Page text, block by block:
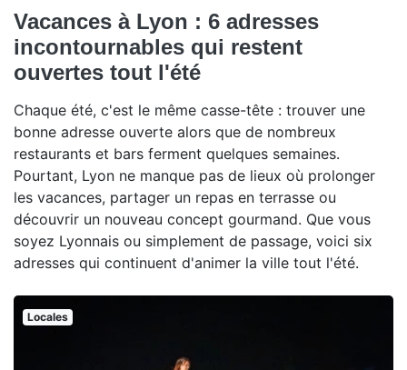
Vacances à Lyon : 6 adresses
incontournables qui restent
ouvertes tout l'été
Chaque été, c'est le même casse-tête : trouver une
bonne adresse ouverte alors que de nombreux
restaurants et bars ferment quelques semaines.
Pourtant, Lyon ne manque pas de lieux où prolonger
les vacances, partager un repas en terrasse ou
découvrir un nouveau concept gourmand. Que vous
soyez Lyonnais ou simplement de passage, voici six
adresses qui continuent d'animer la ville tout l'été.
Locales